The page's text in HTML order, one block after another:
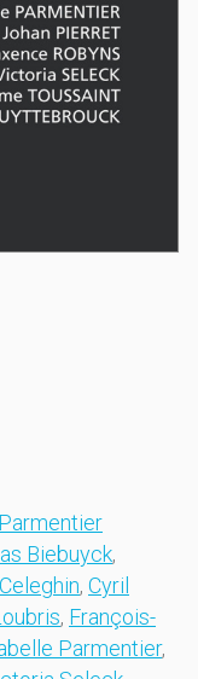
Biebuyck,
, Cyril
, François-
Parmentier,